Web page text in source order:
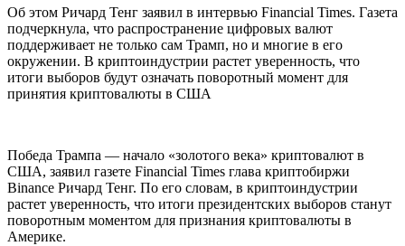
Об этом Ричард Тенг заявил в интервью Financial Times. Газета
подчеркнула, что распространение цифровых валют
поддерживает не только сам Трамп, но и многие в его
окружении. В криптоиндустрии растет уверенность, что
итоги выборов будут означать поворотный момент для
принятия криптовалюты в США
Победа Трампа — начало «золотого века» криптовалют в
США, заявил газете Financial Times глава криптобиржи
Binance Ричард Тенг. По его словам, в криптоиндустрии
растет уверенность, что итоги президентских выборов станут
поворотным моментом для признания криптовалюты в
Америке.